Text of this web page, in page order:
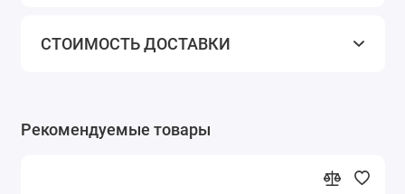
СТОИМОСТЬ ДОСТАВКИ
Рекомендуемые товары